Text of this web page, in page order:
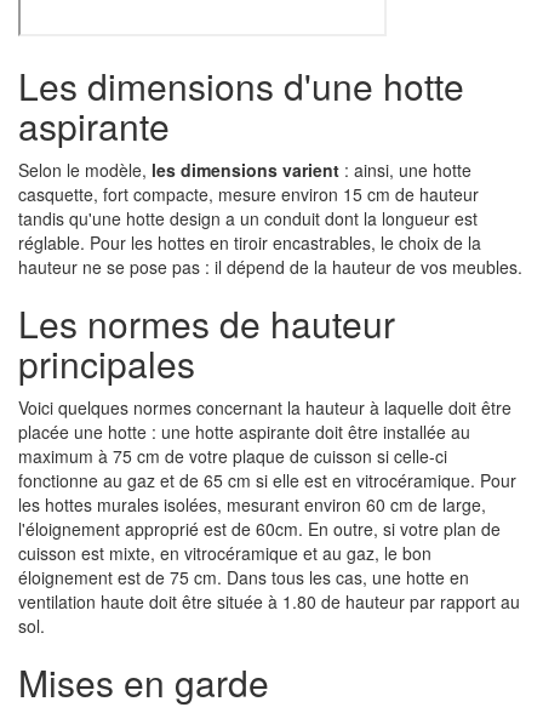
Les dimensions d'une hotte
aspirante
Selon le modèle, les dimensions varient : ainsi, une hotte
casquette, fort compacte, mesure environ 15 cm de hauteur
tandis qu'une hotte design a un conduit dont la longueur est
réglable. Pour les hottes en tiroir encastrables, le choix de la
hauteur ne se pose pas : il dépend de la hauteur de vos meubles.
Les normes de hauteur
principales
Voici quelques normes concernant la hauteur à laquelle doit être
placée une hotte : une hotte aspirante doit être installée au
maximum à 75 cm de votre plaque de cuisson si celle-ci
fonctionne au gaz et de 65 cm si elle est en vitrocéramique. Pour
les hottes murales isolées, mesurant environ 60 cm de large,
l'éloignement approprié est de 60cm. En outre, si votre plan de
cuisson est mixte, en vitrocéramique et au gaz, le bon
éloignement est de 75 cm. Dans tous les cas, une hotte en
ventilation haute doit être située à 1.80 de hauteur par rapport au
sol.
Mises en garde